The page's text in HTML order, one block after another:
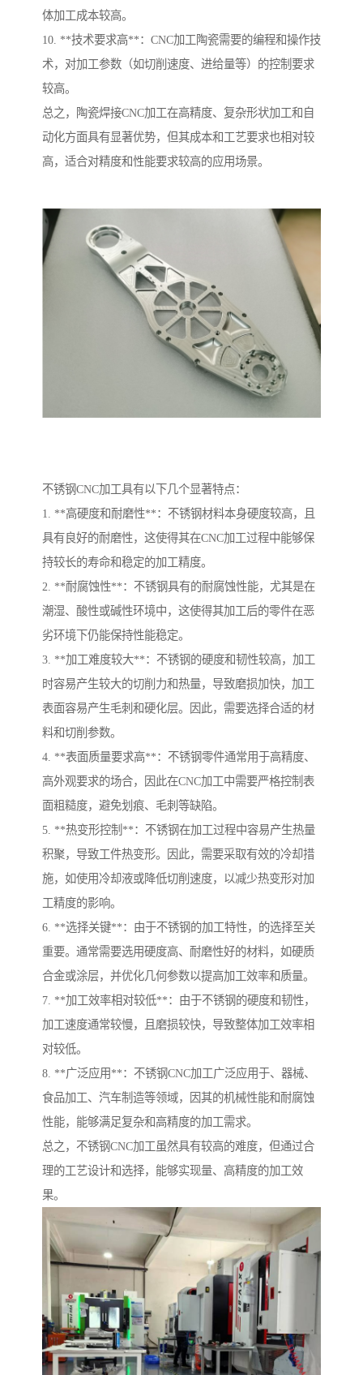
体加工成本较高。
10. **技术要求高**：CNC加工陶瓷需要的编程和操作技
术，对加工参数（如切削速度、进给量等）的控制要求
较高。
总之，陶瓷焊接CNC加工在高精度、复杂形状加工和自
动化方面具有显著优势，但其成本和工艺要求也相对较
高，适合对精度和性能要求较高的应用场景。
不锈钢CNC加工具有以下几个显著特点：
1. **高硬度和耐磨性**：不锈钢材料本身硬度较高，且
具有良好的耐磨性，这使得其在CNC加工过程中能够保
持较长的寿命和稳定的加工精度。
2. **耐腐蚀性**：不锈钢具有的耐腐蚀性能，尤其是在
潮湿、酸性或碱性环境中，这使得其加工后的零件在恶
劣环境下仍能保持性能稳定。
3. **加工难度较大**：不锈钢的硬度和韧性较高，加工
时容易产生较大的切削力和热量，导致磨损加快，加工
表面容易产生毛刺和硬化层。因此，需要选择合适的材
料和切削参数。
4. **表面质量要求高**：不锈钢零件通常用于高精度、
高外观要求的场合，因此在CNC加工中需要严格控制表
面粗糙度，避免划痕、毛刺等缺陷。
5. **热变形控制**：不锈钢在加工过程中容易产生热量
积聚，导致工件热变形。因此，需要采取有效的冷却措
施，如使用冷却液或降低切削速度，以减少热变形对加
工精度的影响。
6. **选择关键**：由于不锈钢的加工特性，的选择至关
重要。通常需要选用硬度高、耐磨性好的材料，如硬质
合金或涂层，并优化几何参数以提高加工效率和质量。
7. **加工效率相对较低**：由于不锈钢的硬度和韧性，
加工速度通常较慢，且磨损较快，导致整体加工效率相
对较低。
8. **广泛应用**：不锈钢CNC加工广泛应用于、器械、
食品加工、汽车制造等领域，因其的机械性能和耐腐蚀
性能，能够满足复杂和高精度的加工需求。
总之，不锈钢CNC加工虽然具有较高的难度，但通过合
理的工艺设计和选择，能够实现量、高精度的加工效
果。